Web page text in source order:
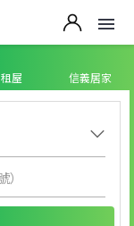
租屋 信義居家